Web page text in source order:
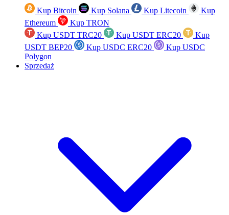
Kup Bitcoin Kup Solana Kup Litecoin
Kup
Ethereum
Kup TRON
Kup USDT TRC20
Kup USDT ERC20
Kup
USDT BEP20
Kup USDC ERC20
Kup USDC
Polygon
Sprzedaż